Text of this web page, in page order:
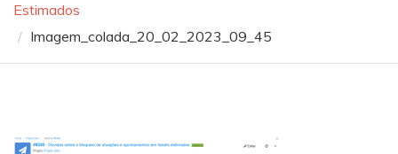
Estimados
Imagem_colada_20_02_2023_09_45